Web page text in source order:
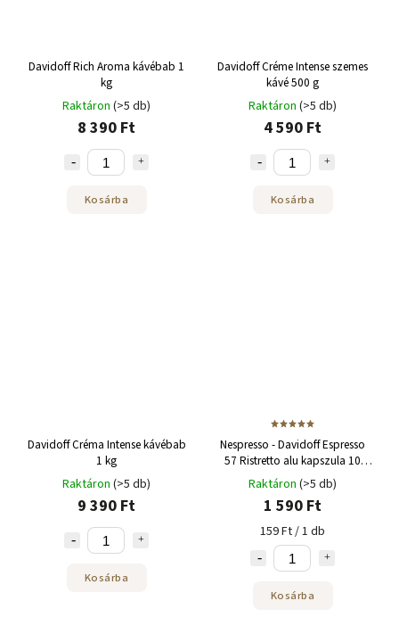
Davidoff Rich Aroma kávébab 1
kg
Raktáron (>5 db)
8 390 Ft
Kosárba
Davidoff Créme Intense szemes
kávé 500 g
Raktáron (>5 db)
4 590 Ft
Kosárba
Davidoff Créma Intense kávébab
1 kg
Raktáron (>5 db)
9 390 Ft
Kosárba
Nespresso - Davidoff Espresso
57 Ristretto alu kapszula 10
adag
Raktáron (>5 db)
1 590 Ft
159 Ft / 1 db
Kosárba